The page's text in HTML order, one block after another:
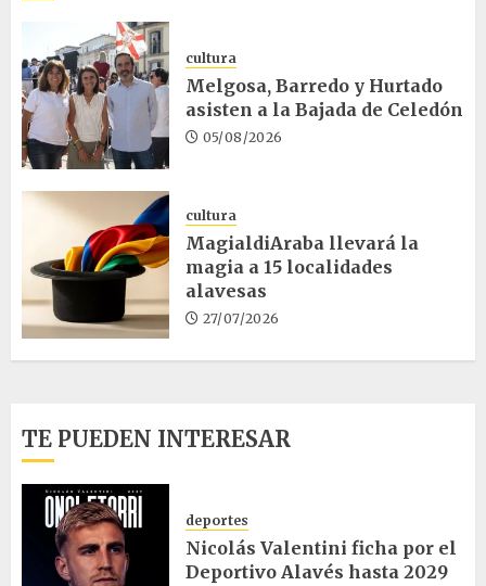
cultura
Melgosa, Barredo y Hurtado
asisten a la Bajada de Celedón
05/08/2026
cultura
MagialdiAraba llevará la
magia a 15 localidades
alavesas
27/07/2026
TE PUEDEN INTERESAR
deportes
Nicolás Valentini ficha por el
Deportivo Alavés hasta 2029